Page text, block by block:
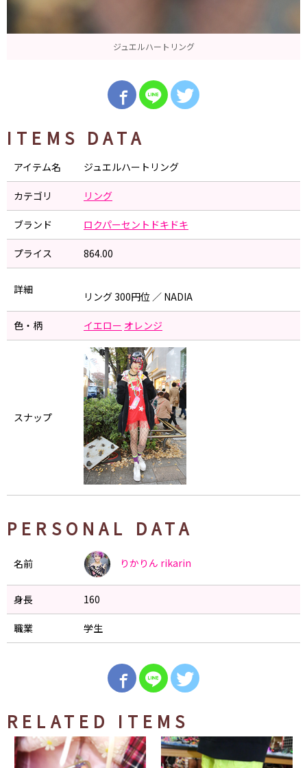
ジュエルハートリング
ITEMS DATA
アイテム名 ジュエルハートリング
カテゴリ リング
ブランド ロクパーセントドキドキ
プライス 864.00
詳細
リング 300円位 ／ NADIA
色・柄 イエロー オレンジ
スナップ
PERSONAL DATA
名前 りかりん rikarin
身長 160
職業 学生
RELATED ITEMS